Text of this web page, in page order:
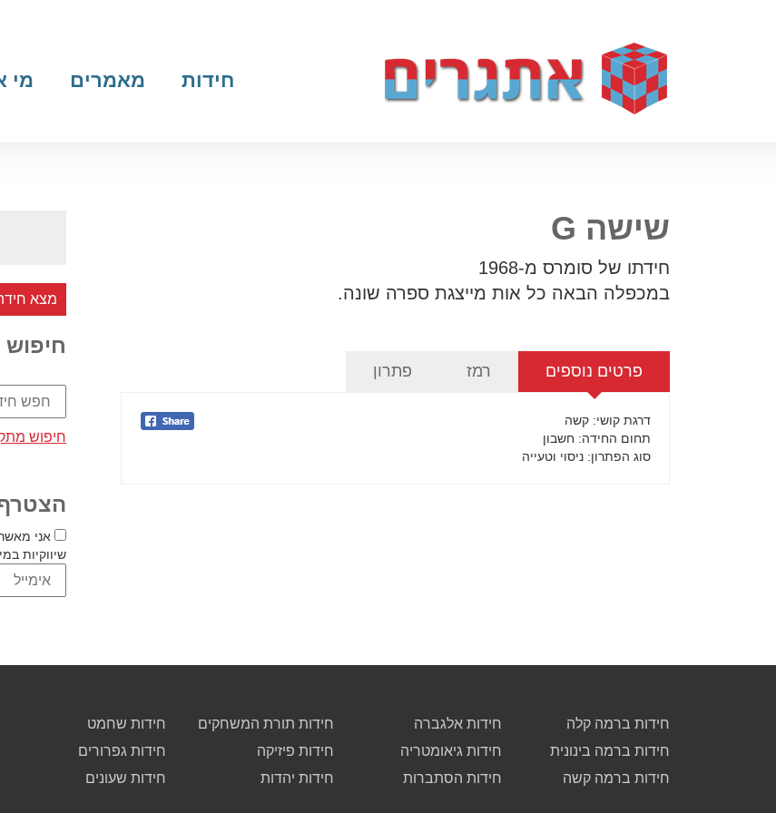
חידות מאמרים מי
שישה G
חידתו של סומרס מ-1968
במכפלה הבאה כל אות מייצגת ספרה שונה.
פרטים נוספים רמז פתרון
דרגת קושי: קשה
תחום החידה: חשבון
סוג הפתרון: ניסוי וטעייה
מצא
חיפוש
חיפוש
אני
שיווקיות
חידות ברמה קלה
חידות ברמה בינונית
חידות ברמה קשה
חידות אלגברה
חידות גיאומטריה
חידות הסתברות
חידות תורת המשחקים
חידות פיזיקה
חידות יהדות
חידות שחמט
חידות גפרורים
חידות שעונים